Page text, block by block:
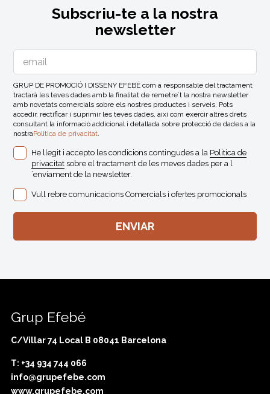
Subscriu-te a la nostra
newsletter
GRUP DE PROMOCIÓ I DISSENY EFEBÉ com a responsable del tractament
tractarà les teves dades amb la finalitat de remetre´t la nostra newsletter
amb novetats comercials sobre els nostres productes i serveis. Pots
accedir, rectificar i suprimir les teves dades, així com exercir altres drets
consultant la informació addicional i detallada sobre protecció de dades a la
nostraPolitica de privacitat.
He llegit i accepto les condicions contingudes a la Politica de
privacitat sobre el tractament de les meves dades per a l
´enviament de la newsletter.
Vull rebre comunicacions Comercials i ofertes promocionals
Grup Efebé
C/Villar 74 Local B 08041 Barcelona
T: +34 934 744 066
info@grupefebe.com
www.grupefebe.com